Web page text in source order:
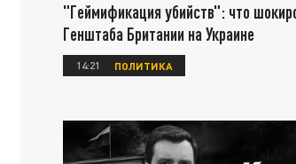
"Геймификация убийств": что
Генштаба Британии на Украине
14:21 ПОЛИТИКА